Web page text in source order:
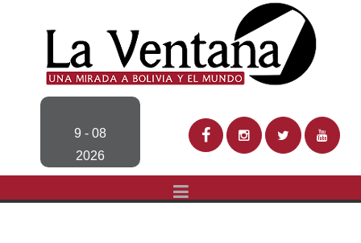
9 - 08
2026